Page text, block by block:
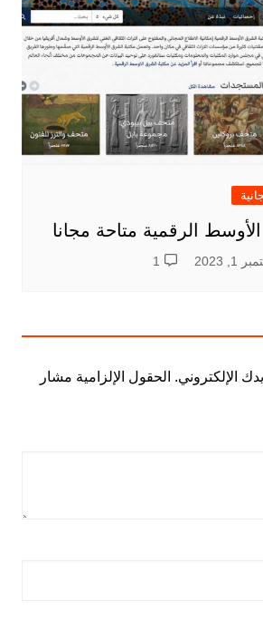
الرقمية متاحة مجانا
1, 2023
1
الإلكتروني. الحقول الإلزامية مشار